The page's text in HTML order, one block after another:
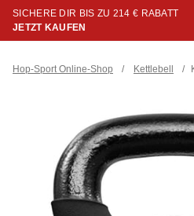
SICHERE DIR BIS ZU 214 € RABATT
JETZT KAUFEN
Hop-Sport Online-Shop / Kettlebell /